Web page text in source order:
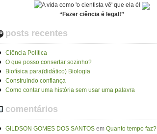
“Fazer ciência é legal!”
posts recentes
Ciência Política
O que posso consertar sozinho?
Biofísica para(didático) Biologia
Construindo confiança
Como contar uma história sem usar uma palavra
comentários
GILDSON GOMES DOS SANTOS em Quanto tempo faz?